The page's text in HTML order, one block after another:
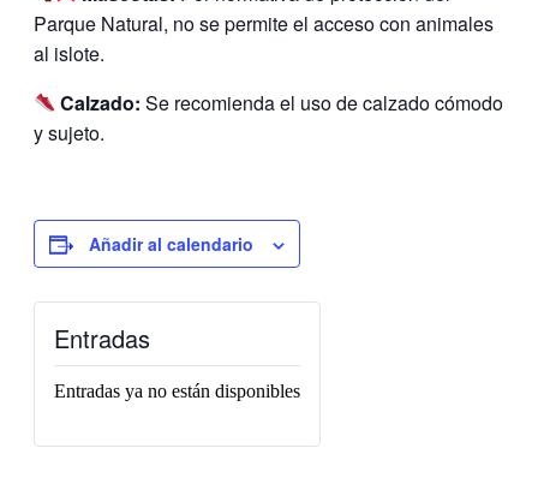
Parque Natural, no se permite el acceso con animales
al islote.
Calzado: Se recomienda el uso de calzado cómodo
y sujeto.
Añadir al calendario
Entradas
Entradas ya no están disponibles